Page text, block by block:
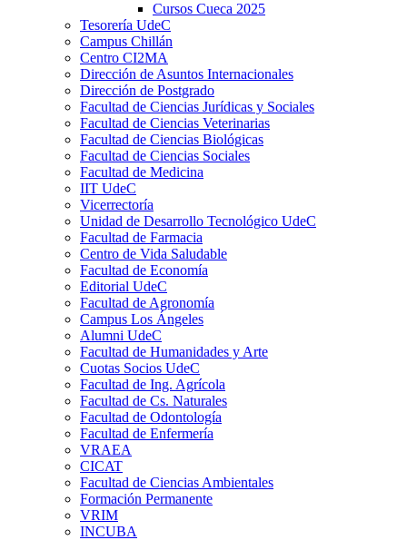
Cursos Cueca 2025
Tesorería UdeC
Campus Chillán
Centro CI2MA
Dirección de Asuntos Internacionales
Dirección de Postgrado
Facultad de Ciencias Jurídicas y Sociales
Facultad de Ciencias Veterinarias
Facultad de Ciencias Biológicas
Facultad de Ciencias Sociales
Facultad de Medicina
IIT UdeC
Vicerrectoría
Unidad de Desarrollo Tecnológico UdeC
Facultad de Farmacia
Centro de Vida Saludable
Facultad de Economía
Editorial UdeC
Facultad de Agronomía
Campus Los Ángeles
Alumni UdeC
Facultad de Humanidades y Arte
Cuotas Socios UdeC
Facultad de Ing. Agrícola
Facultad de Cs. Naturales
Facultad de Odontología
Facultad de Enfermería
VRAEA
CICAT
Facultad de Ciencias Ambientales
Formación Permanente
VRIM
INCUBA